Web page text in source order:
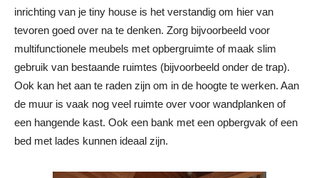
inrichting van je tiny house is het verstandig om hier van
tevoren goed over na te denken. Zorg bijvoorbeeld voor
multifunctionele meubels met opbergruimte of maak slim
gebruik van bestaande ruimtes (bijvoorbeeld onder de trap).
Ook kan het aan te raden zijn om in de hoogte te werken. Aan
de muur is vaak nog veel ruimte over voor wandplanken of
een hangende kast. Ook een bank met een opbergvak of een
bed met lades kunnen ideaal zijn.